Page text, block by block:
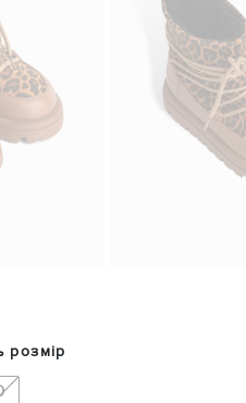
розмір